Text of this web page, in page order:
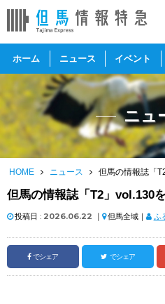
ホーム ニュース イベント
ニュ
HOME ニュース 但馬の情報誌「
但馬の情報誌「T2」vol.130
投稿日 : 2026.06.22 ｜ 但馬全域｜ ふ
でシェア でシェア